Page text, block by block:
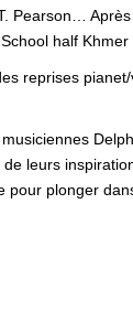
Pearson…
half Khmer
reprises
leurs
plonger